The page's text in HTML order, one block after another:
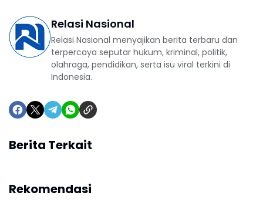
Relasi Nasional
Relasi Nasional menyajikan berita terbaru dan
terpercaya seputar hukum, kriminal, politik,
olahraga, pendidikan, serta isu viral terkini di
Indonesia.
Berita Terkait
Rekomendasi